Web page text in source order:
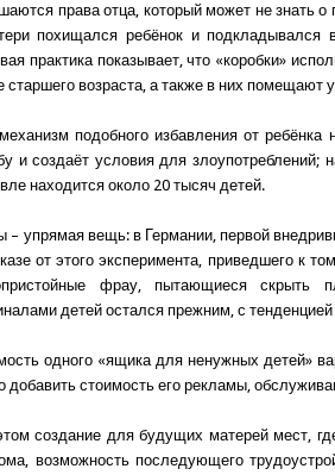
права отца, который может не знать
похищался ребёнок и подкладывался
практика показывает, что «коробки»
старшего возраста, а также в них
подобного избавления от
и создаёт условия для злоупотреблений;
находится около 20 тысяч детей.
– упрямая вещь: в Германии, первой
от этого эксперимента, приведшего к
фрау, пытающиеся скрыть
детей остался прежним, с тенденцией
одного «ящика для ненужных детей»
добавить стоимость его рекламы,
создание для будущих матерей мест,
возможность последующего